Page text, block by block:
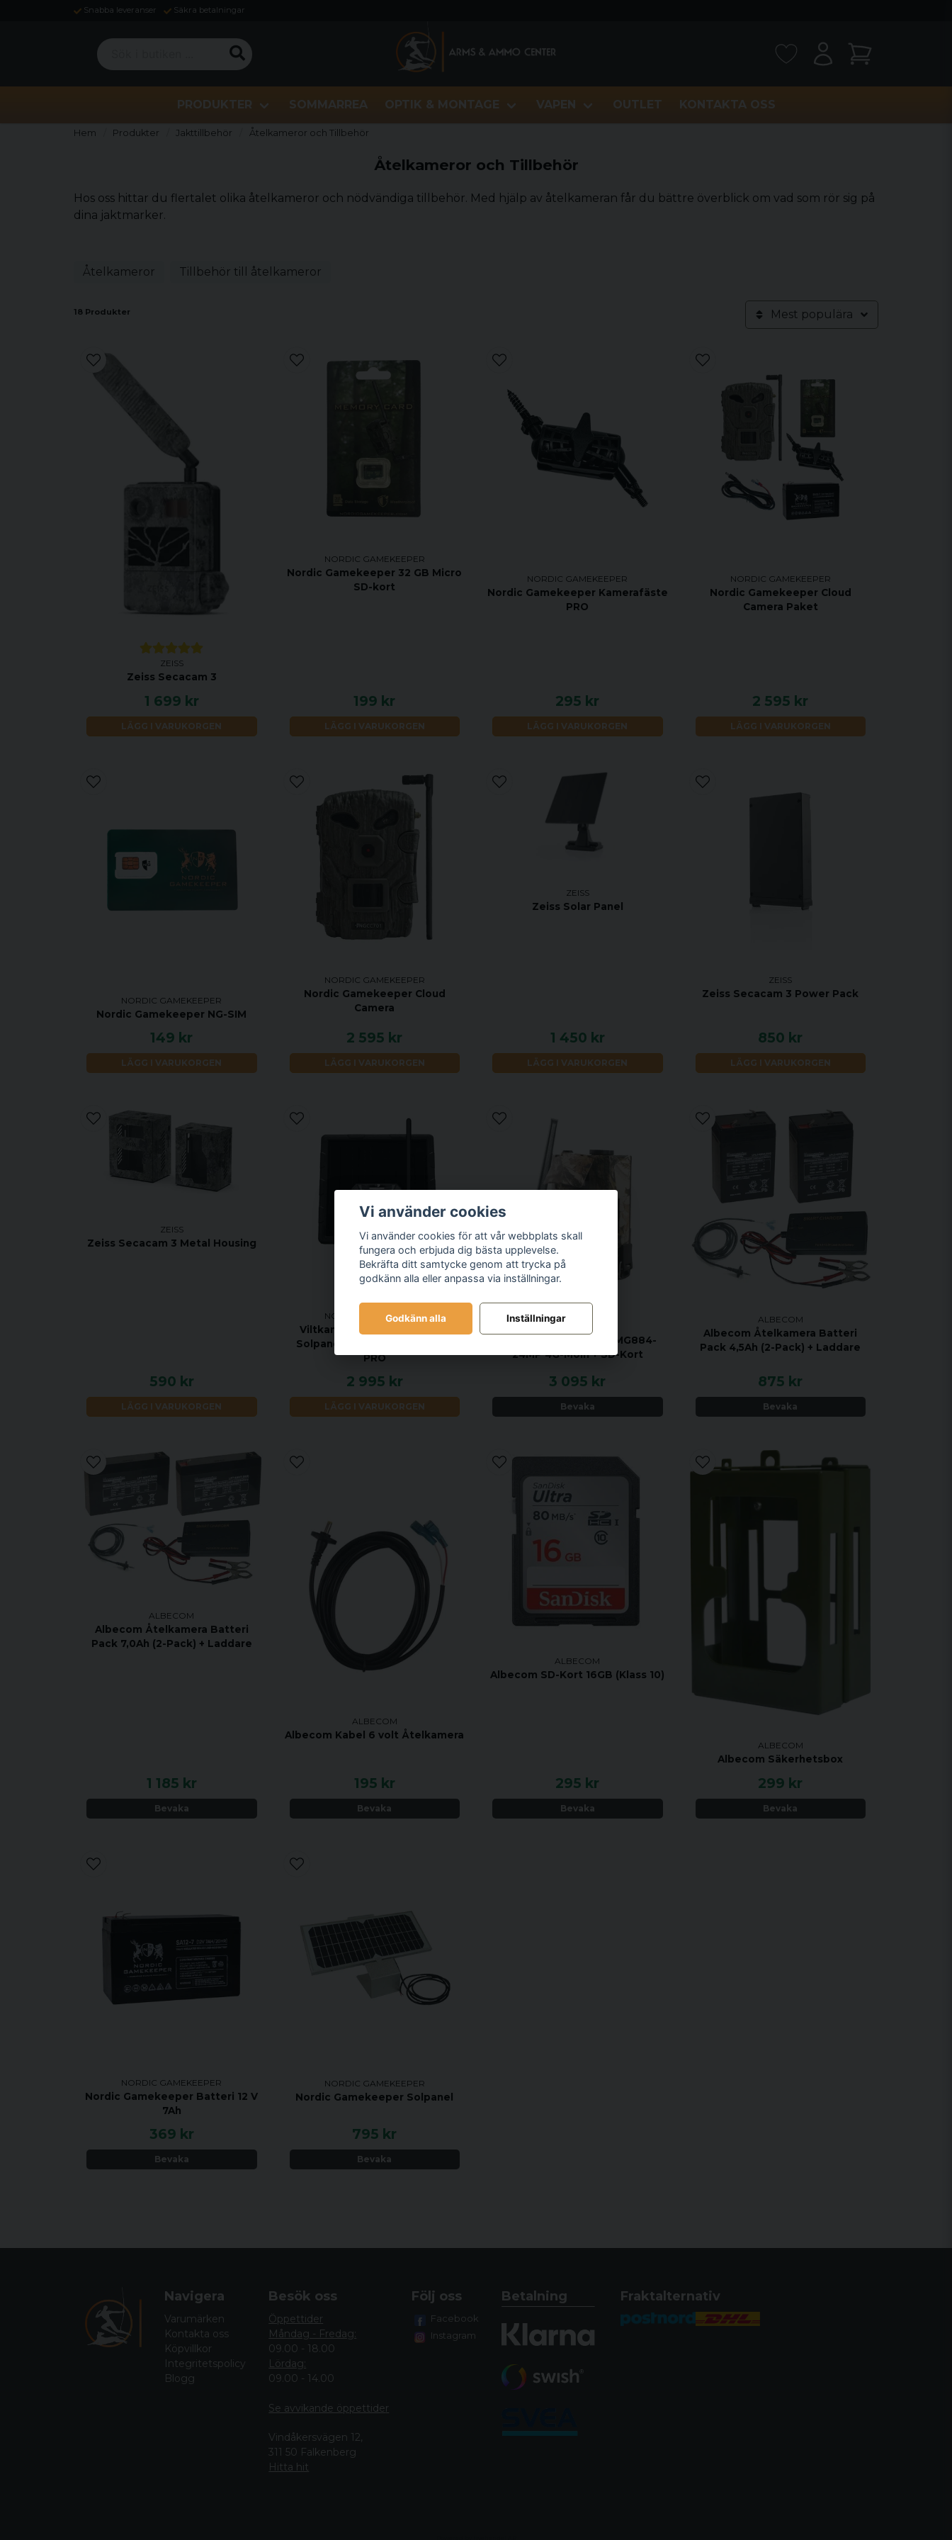
Snabba leveranser Säkra betalningar
Sök i butiken ...
PRODUKTER SOMMARREA OPTIK & MONTAGE VAPEN OUTLET KONTAKTA OSS
Hem Produkter Jakttillbehör Åtelkameror och Tillbehör
Åtelkameror och Tillbehör
Hos oss hittar du flertalet olika åtelkameror och nödvändiga tillbehör. Med hjälp av åtelkameran får du bättre överblick om vad som rör sig på
dina jaktmarker.
Åtelkameror Tillbehör till åtelkameror
18 Produkter Mest populära
ZEISS
Zeiss Secacam 3
1 699 kr
LÄGG I VARUKORGEN
NORDIC GAMEKEEPER
Nordic Gamekeeper 32 GB Micro
SD-kort
199 kr
LÄGG I VARUKORGEN
NORDIC GAMEKEEPER
Nordic Gamekeeper Kamerafäste
PRO
295 kr
LÄGG I VARUKORGEN
NORDIC GAMEKEEPER
Nordic Gamekeeper Cloud
Camera Paket
2 595 kr
LÄGG I VARUKORGEN
NORDIC GAMEKEEPER
Nordic Gamekeeper NG-SIM
149 kr
LÄGG I VARUKORGEN
NORDIC GAMEKEEPER
Nordic Gamekeeper Cloud
Camera
2 595 kr
LÄGG I VARUKORGEN
ZEISS
Zeiss Solar Panel
1 450 kr
LÄGG I VARUKORGEN
ZEISS
Zeiss Secacam 3 Power Pack
850 kr
LÄGG I VARUKORGEN
ZEISS
Zeiss Secacam 3 Metal Housing
590 kr
LÄGG I VARUKORGEN
NORDIC GAMEKEEPER
Viltkamera APEX ULTRA inkl.
Solpanel APEX + kamerafäste
PRO
2 995 kr
LÄGG I VARUKORGEN
ALBECOM
Albecom Åtelkamera MG884-
24MP 4G-Moln + SD-Kort
3 095 kr
Bevaka
ALBECOM
Albecom Åtelkamera Batteri
Pack 4,5Ah (2-Pack) + Laddare
875 kr
Bevaka
ALBECOM
Albecom Åtelkamera Batteri
Pack 7,0Ah (2-Pack) + Laddare
1 185 kr
Bevaka
ALBECOM
Albecom Kabel 6 volt Åtelkamera
195 kr
Bevaka
ALBECOM
Albecom SD-Kort 16GB (Klass 10)
295 kr
Bevaka
ALBECOM
Albecom Säkerhetsbox
299 kr
Bevaka
NORDIC GAMEKEEPER
Nordic Gamekeeper Batteri 12 V
7Ah
369 kr
Bevaka
NORDIC GAMEKEEPER
Nordic Gamekeeper Solpanel
795 kr
Bevaka
Navigera
Varumärken
Kontakta oss
Köpvillkor
Integritetspolicy
Blogg
Besök oss
Öppettider
Måndag - Fredag:
09.00 - 18.00
Lördag:
09.00 - 14.00
Se avvikande öppettider
Vindåkersvägen 12,
311 50 Falkenberg
Hitta hit
Följ oss
Facebook
Instagram
Betalning Fraktalternativ
Vi använder cookies
Vi använder cookies för att vår webbplats skall
fungera och erbjuda dig bästa upplevelse.
Bekräfta ditt samtycke genom att trycka på
godkänn alla eller anpassa via inställningar.
Godkänn alla Inställningar